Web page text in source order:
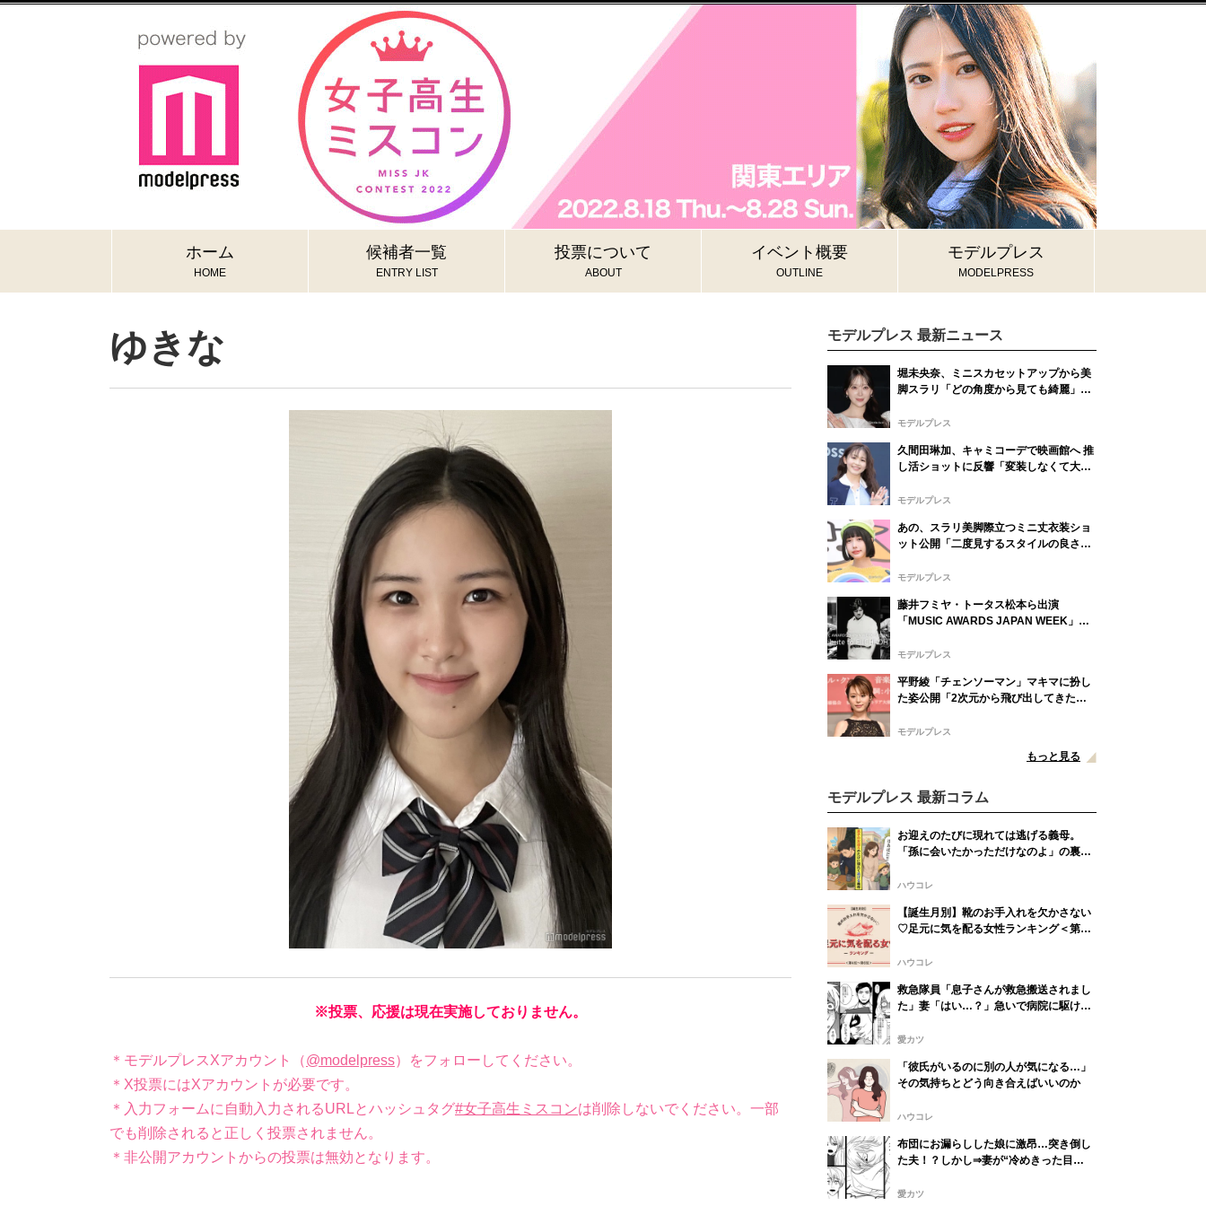
ホーム
HOME
候補者一覧
ENTRY LIST
投票について
ABOUT
イベント概要
OUTLINE
モデルプレス
MODELPRESS
ゆきな
※投票、応援は現在実施しておりません。
＊モデルプレスXアカウント（@modelpress）をフォローしてください。
＊X投票にはXアカウントが必要です。
＊入力フォームに自動入力されるURLとハッシュタグ#女子高生ミスコンは削除しないでください。一部
でも削除されると正しく投票されません。
＊非公開アカウントからの投票は無効となります。
モデルプレス 最新ニュース
堀未央奈、ミニスカセットアップから美
脚スラリ「どの角度から見ても綺麗」
モデルプレス
久間田琳加、キャミコーデで映画館へ 推
し活ショットに反響「変装しなくて大丈
モデルプレス
あの、スラリ美脚際立つミニ丈衣装ショ
ット公開「二度見するスタイルの良さ」
モデルプレス
藤井フミヤ・トータス松本ら出演
「MUSIC AWARDS JAPAN WEEK」人
モデルプレス
平野綾「チェンソーマン」マキマに扮し
た姿公開「2次元から飛び出してきたみ
と反響
モデルプレス
もっと見る
モデルプレス 最新コラム
お迎えのたびに現れては逃げる義母。
「孫に会いたかっただけなのよ」の裏に
ハウコレ
【誕生月別】靴のお手入れを欠かさない
♡足元に気を配る女性ランキング＜第４
ハウコレ
救急隊員「息子さんが救急搬送されまし
た」妻「はい…？」急いで病院に駆けつ
愛カツ
「彼氏がいるのに別の人が気になる…」
その気持ちとどう向き合えばいいのか
ハウコレ
布団にお漏らしした娘に激昂…突き倒し
た夫！？しかし⇒妻が“冷めきった目
愛カツ